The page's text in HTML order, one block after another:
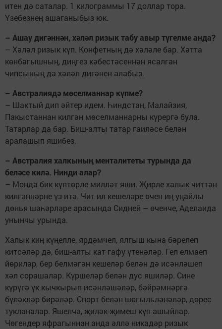
итен дә саталар. 1 килограммы 17 доллар тора.
Үзебезнең ашаганыбыз юк.
– Ашау дигәннән, хәләл ризык табу авыр түгелме анда?
– Хәләл ризык күп. Конфетның дә хәләле бар. Хәтта
көнбагышның, диңгез кәбестәсеннән ясалган
чипсының да хәләл дигәнен алабыз.
– Австралиядә мөселманнар күпме?
– Шактый дип әйтер идем. Һиндстан, Малайзия,
Пакыстаннан килгән мөселманнарны күрергә була.
Татарлар да бар. Биш-алты татар гаиләсе белән
аралашып яшибез.
– Австралия халкының менталитеты турында да
беләсе килә. Нинди алар?
– Монда бик күптөрле милләт яши. Җирле халык читтән
килгәннәрне үз итә. Чит ил кешеләре өчен иң уңайлы
дөнья шәһәрләре арасында Сидней – өченче, Аделаида
унынчы урында.
Халык киң күңелле, ярдәмчел, ялгыш кына бәрелеп
китсәләр дә, биш-алты кат гафу үтенәләр. Гел елмаеп
йөриләр, бер белмәгән кешеләр белән дә исәнләшеп
хәл сорашалар. Күршеләр белән дус яшиләр. Сине
күрүгә үк кычкырып исәнләшәләр, бәйрәмнәргә
бүләкләр бирәләр. Спорт белән шөгыльләнәләр, дөрес
тукланалар. Яшелчә, җиләк-җимеш күп ашыйлар.
Чөгендер яфрагыннан анда әллә никадәр ризык